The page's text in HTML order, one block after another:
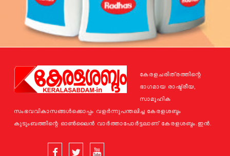
കേരളചരിത്രത്തിന്റെ
ഭാഗമായ രാഷ്ട്രീയ,
സാമൂഹിക
സംഭവവികാസങ്ങള്‍ക്കൊപ്പം വളര്‍ന്നുപന്തലിച്ച കേരളശബ്ദം
കുടുംബത്തിന്റെ ഓണ്‍ലൈന്‍ വാര്‍ത്താപോര്‍ട്ടലാണ് കേരളശബ്ദം.ഇന്‍.